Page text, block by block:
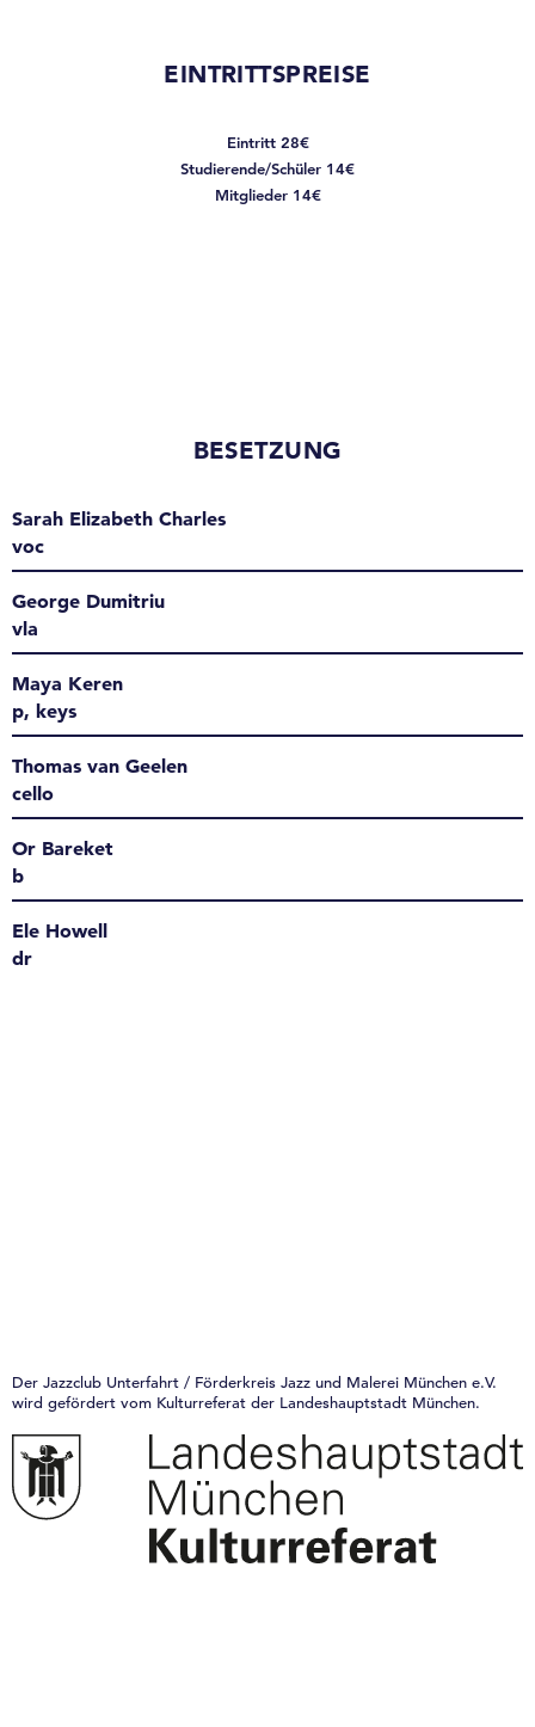
EINTRITTSPREISE
Eintritt 28€
Studierende/Schüler 14€
Mitglieder 14€
BESETZUNG
Sarah Elizabeth Charles
voc
George Dumitriu
vla
Maya Keren
p, keys
Thomas van Geelen
cello
Or Bareket
b
Ele Howell
dr
Der Jazzclub Unterfahrt / Förderkreis Jazz und Malerei München e.V.
wird gefördert vom Kulturreferat der Landeshauptstadt München.